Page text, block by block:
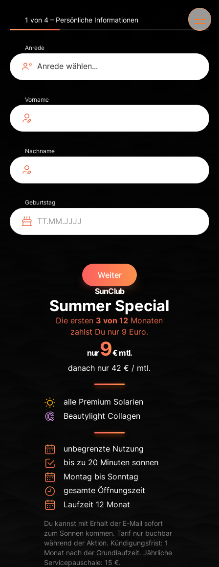
SunClub
Summer Special
Die ersten 3 von 12 Monaten
zahlst Du nur 9 Euro.
nur9€ mtl.
danach nur 42 € / mtl.
alle Premium Solarien
Beautylight Collagen
unbegrenzte Nutzung
bis zu 20 Minuten sonnen
Montag bis Sonntag
gesamte Öffnungszeit
Laufzeit 12 Monat
Du kannst mit Erhalt der E-Mail sofort
zum Sonnen kommen. Tarif nur buchbar
während der Aktion. Kündigungsfrist: 1
Monat nach der Grundlaufzeit. Jährliche
Servicepauschale: 15 €.
1 von 4 – Persönliche Informationen
Anrede
Vorname
Nachname
Geburtstag
Weiter